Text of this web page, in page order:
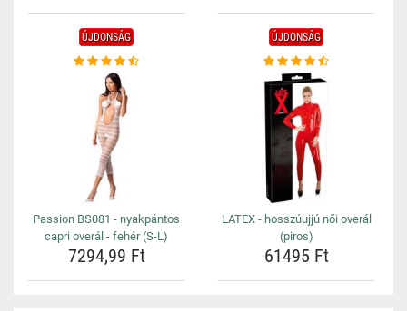
ÚJDONSÁG
Passion BS081 - nyakpántos
capri overál - fehér (S-L)
7294,99 Ft
ÚJDONSÁG
LATEX - hosszúujjú női overál
(piros)
61495 Ft